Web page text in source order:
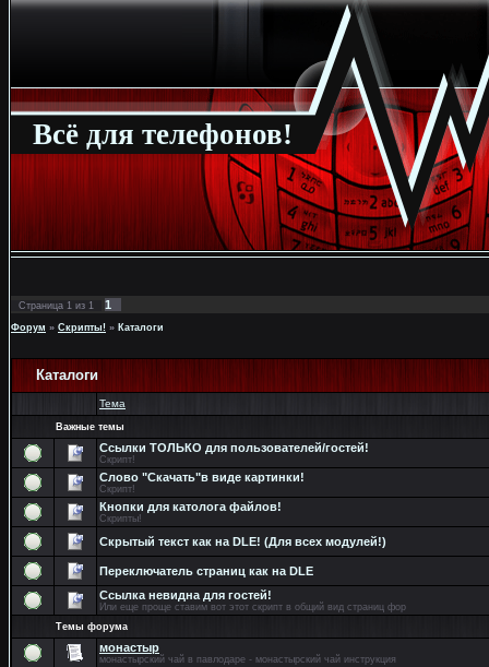
Всё для телефонов!
Страница 1 из 1 1
Форум » Скрипты! » Каталоги
Каталоги
Тема
Важные темы
Ссылки ТОЛЬКО для пользователей/гостей!
Скрипт!
Слово "Скачать"в виде картинки!
Скрипт!
Кнопки для католога файлов!
Скрипты!
Скрытый текст как на DLE! (Для всех модулей!)
Переключатель страниц как на DLE
Ссылка невидна для гостей!
Или еще проще ставим вот этот скрипт в общий вид страниц фор
Темы форума
монастыр
монастырский чай в павлодаре - монастырский чай инструкция